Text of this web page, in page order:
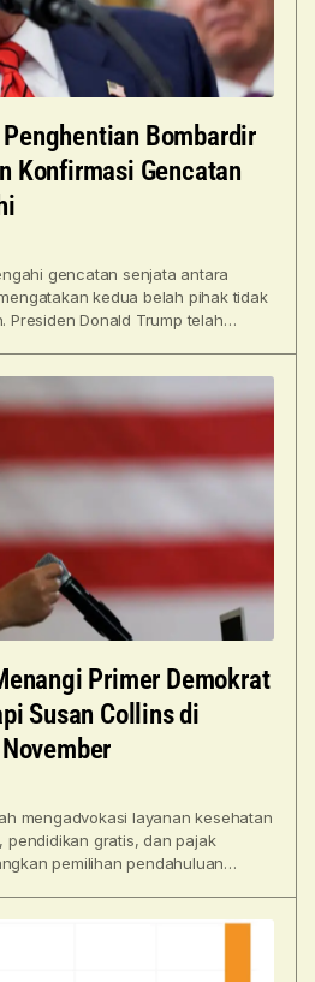
Bombardir
Konfirmasi Gencatan
gencatan senjata antara
kedua belah pihak tidak
Presiden Donald Trump telah
Primer Demokrat
Susan Collins di
mengadvokasi layanan kesehatan
pendidikan gratis, dan pajak
pemilihan pendahuluan